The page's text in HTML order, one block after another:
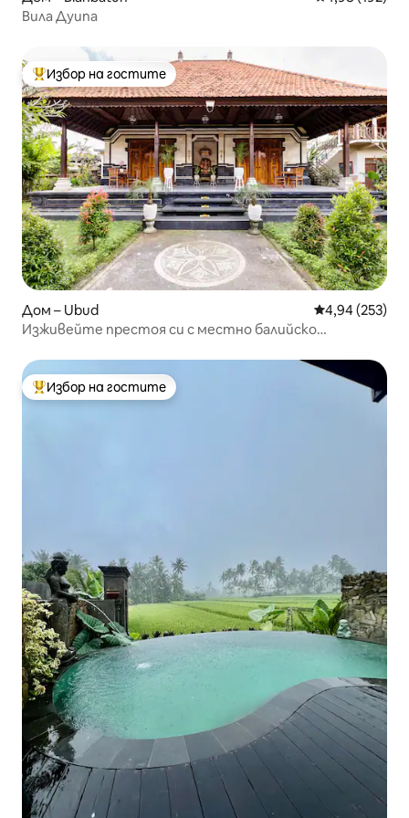
Вила Дуипа
Най-популярен избор на гостите
Избор на гостите
Дом – Ubud Средна
4,94 (253)
Изживейте престоя си с местно балийско
Най-популярен избор на гостите
Избор на гостите